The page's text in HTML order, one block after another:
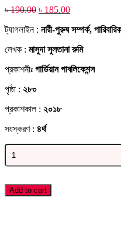
৳190.00 Original
was:
৳ 185.00Current
is:
ট্যাগলাইন : নারী-পুরুষ সম্পর্ক,
লেখক : মাসুদা সুলতানা রুমি
প্রকাশনীঃ গার্ডিয়ান পাবলিকেশন্স
পৃষ্ঠা : ২৮০
প্রকাশকাল : ২০১৮
সংস্করণ : ৪র্থ
বাতিঘর
quantity
Add to cart